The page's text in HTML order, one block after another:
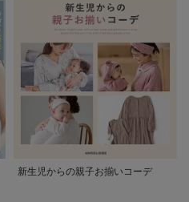
新生児からの親子お揃いコーデ